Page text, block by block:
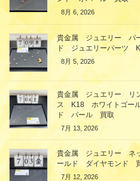
8月 6, 2026
貴金属 ジュエリー パ
ド ジュエリーパーツ
8月 5, 2026
貴金属 ジュエリー リ
ス K18 ホワイトゴー
ド パール 買取
7月 13, 2026
貴金属 ジュエリー ネ
ールド ダイヤモンド
7月 12, 2026